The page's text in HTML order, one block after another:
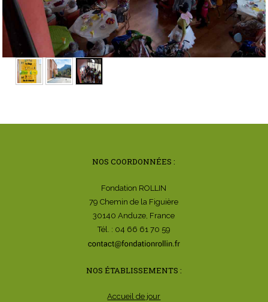
NOS COORDONNÉES :
Fondation ROLLIN
79 Chemin de la Figuière
30140 Anduze, France
Tél. : 04 66 61 70 59
NOS ÉTABLISSEMENTS :
Accueil de jour